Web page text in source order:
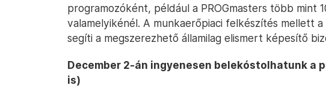
programozóként, például a PROGmasters több mint
valamelyikénél. A munkaerőpiaci felkészítés mellett
segíti a megszerezhető államilag elismert képesítő
December 2-án ingyenesen belekóstolhatunk a
is)